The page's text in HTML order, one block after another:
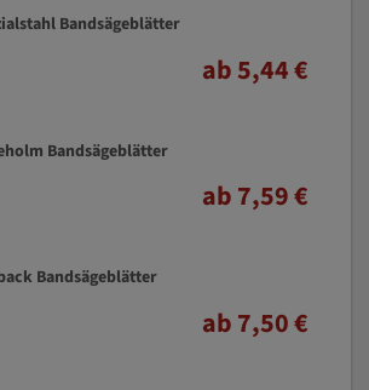
Bandsägeblätter
ab 5,44 €
Bandsägeblätter
ab 7,59 €
Bandsägeblätter
ab 7,50 €